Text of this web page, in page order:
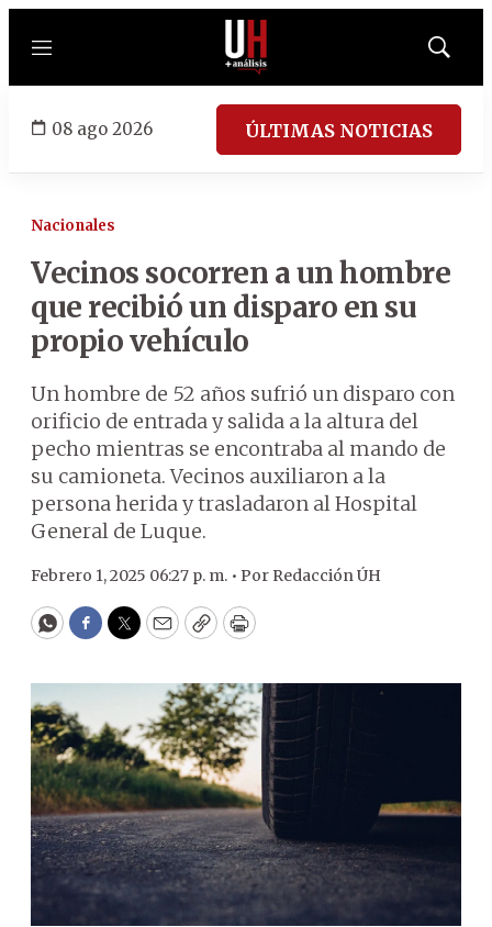
Menú
Mostrar
08 ago 2026 ÚLTIMAS NOTICIAS
Nacionales
Vecinos socorren a un hombre
que recibió un disparo en su
propio vehículo
Un hombre de 52 años sufrió un disparo con
orificio de entrada y salida a la altura del
pecho mientras se encontraba al mando de
su camioneta. Vecinos auxiliaron a la
persona herida y trasladaron al Hospital
General de Luque.
Febrero 1, 2025 06:27 p. m. • Por Redacción ÚH
WhatsApp
Facebook
Twitter
EmailCopyPrint